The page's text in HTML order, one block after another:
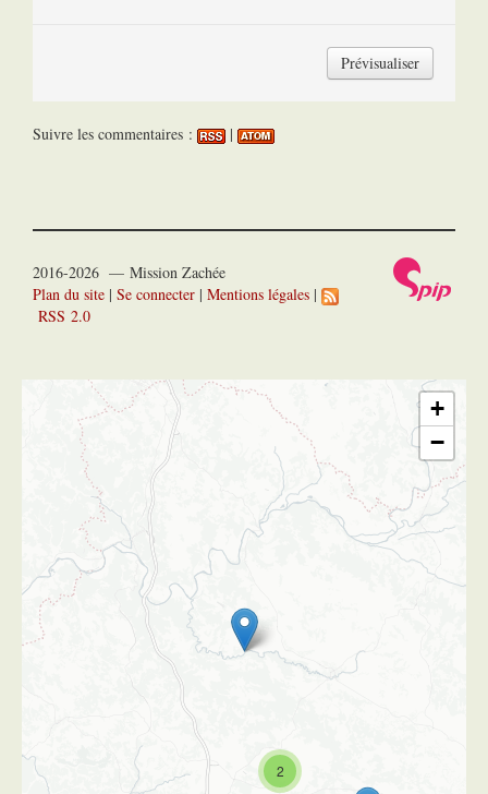
Suivre les commentaires : |
2016-2026 — Mission Zachée
Plan du site | Se connecter | Mentions légales |
RSS 2.0
2
+
−